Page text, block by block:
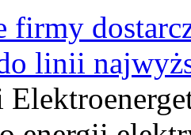
firmy
linii